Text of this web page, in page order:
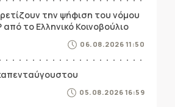
την ψήφιση του νόμου
το Ελληνικό Κοινοβούλιο
06.08.2026 11:50
05.08.2026 16:59